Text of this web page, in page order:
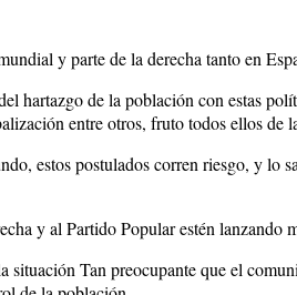
y parte de la derecha tanto en
de la población con estas
entre otros, fruto todos ellos de
estos postulados corren riesgo, y lo
y al Partido Popular estén
situación Tan preocupante que el